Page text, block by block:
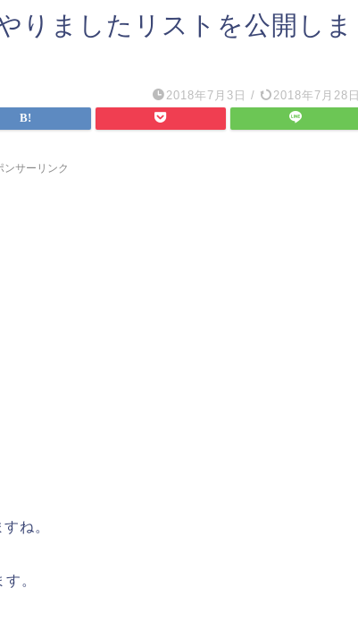
りましたリストを公開しま
2018年7月3日 / 2018年7月28日
ンサーリンク
ね。
。